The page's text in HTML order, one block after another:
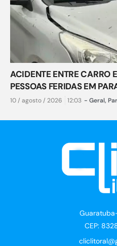
ACIDENTE ENTRE CARRO
PESSOAS FERIDAS EM
10 / agosto / 2026 12:03 - Geral,
CEP: